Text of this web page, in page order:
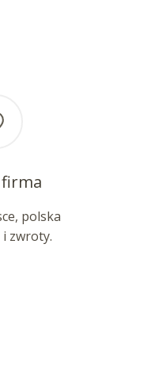
firma
polska
zwroty.